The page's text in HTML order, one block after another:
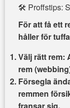
🛠️ Proffstips:
För att få ett
håller för
Välj rätt rem:
rem
Försegla
remmen
fransar sig.